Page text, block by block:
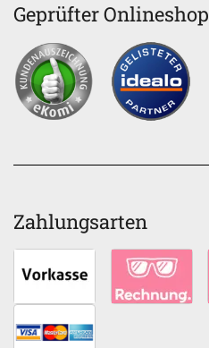
Geprüfter Onlineshop
Zahlungsarten